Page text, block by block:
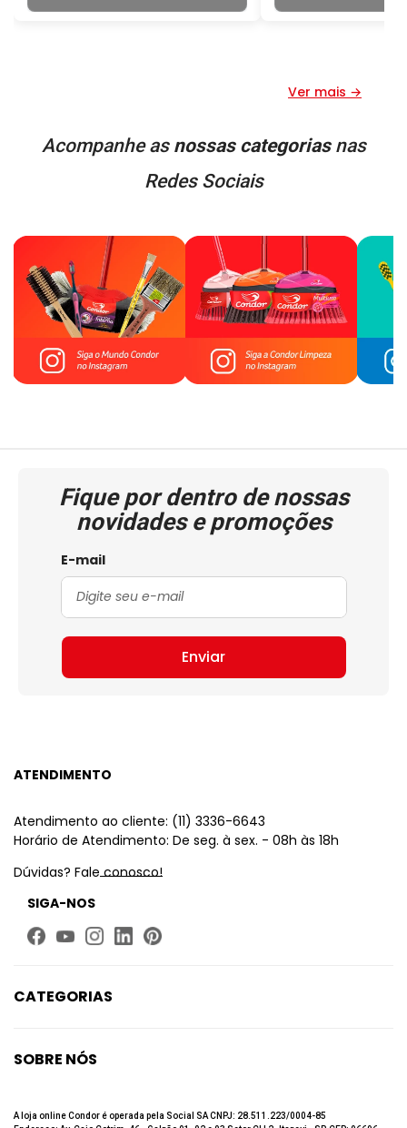
Ver mais →
Acompanhe as nossas categoriasnas
Redes Sociais
Fique por dentro de nossas
novidades e promoções
E-mail
Enviar
ATENDIMENTO
Atendimento ao cliente: (11) 3336-6643
Horário de Atendimento: De seg. à sex. - 08h às 18h
Dúvidas? Fale conosco!
SIGA-NOS
CATEGORIAS
Higiene Bucal
SOBRE NÓS
Fale Conosco
A loja online Condor é operada pela Social SA CNPJ: 28.511.223/0004-85